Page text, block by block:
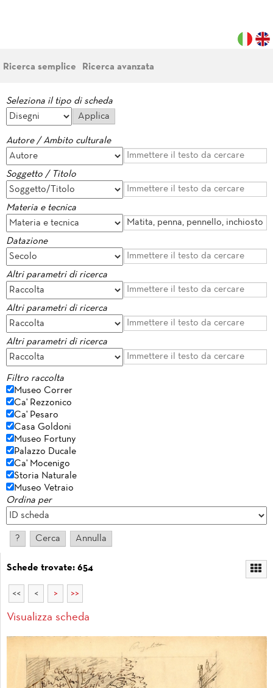
Ricerca semplice Ricerca avanzata
Seleziona il tipo di scheda
Autore / Ambito culturale
Soggetto / Titolo
Materia e tecnica
Datazione
Altri parametri di ricerca
Altri parametri di ricerca
Altri parametri di ricerca
Filtro raccolta
Museo Correr
Ca' Rezzonico
Ca' Pesaro
Casa Goldoni
Museo Fortuny
Palazzo Ducale
Ca' Mocenigo
Storia Naturale
Museo Vetraio
Ordina per
Schede trovate: 654
<< < > >>
Visualizza scheda